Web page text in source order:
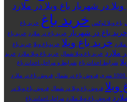
ویلا در شهریار باغ ویلا در ملارد
باغ ویلا لوکس خرید باغ خرید باغ
خرید باغ در شهریار خرید باغ در ملارد
خرید باغ
خرید باغ ویلا خریدباغ ویلا خرید باغ
ملارد خرید باغ ویلا شمال خرید باغ ویلا ملارد
خرید
شرایط احداث باغ شرایط و مراحل احداث باغ
فروش باغ در شمال فروش باغ در ملارد
فروش باغ ویلا در شمال فروش باغ ویلا در
فروش باغ ویلا ملارد مراحل احداث باغ